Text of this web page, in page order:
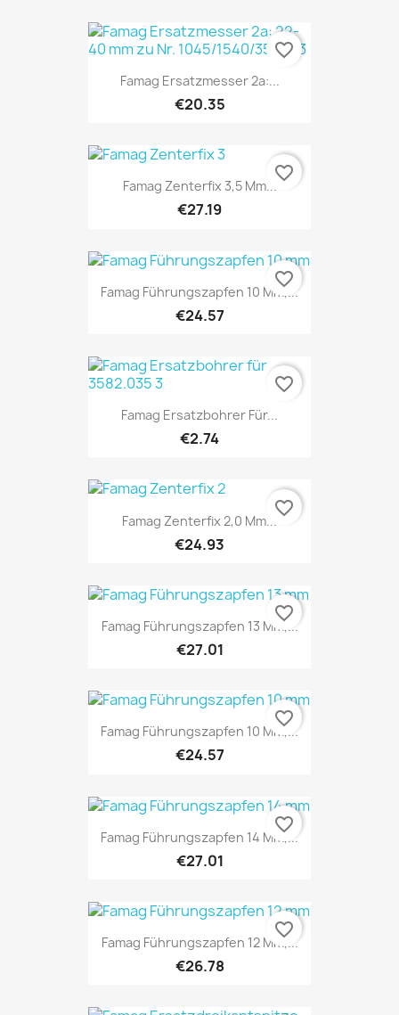
Famag Ersatzmesser 2a:...
€20.35
favorite_border
Famag Zenterfix 3,5 Mm...
€27.19
favorite_border
Famag Führungszapfen 10 Mm,...
€24.57
favorite_border
Famag Ersatzbohrer Für...
€2.74
favorite_border
Famag Zenterfix 2,0 Mm...
€24.93
favorite_border
Famag Führungszapfen 13 Mm,...
€27.01
favorite_border
Famag Führungszapfen 10 Mm,...
€24.57
favorite_border
Famag Führungszapfen 14 Mm,...
€27.01
favorite_border
Famag Führungszapfen 12 Mm,...
€26.78
favorite_border